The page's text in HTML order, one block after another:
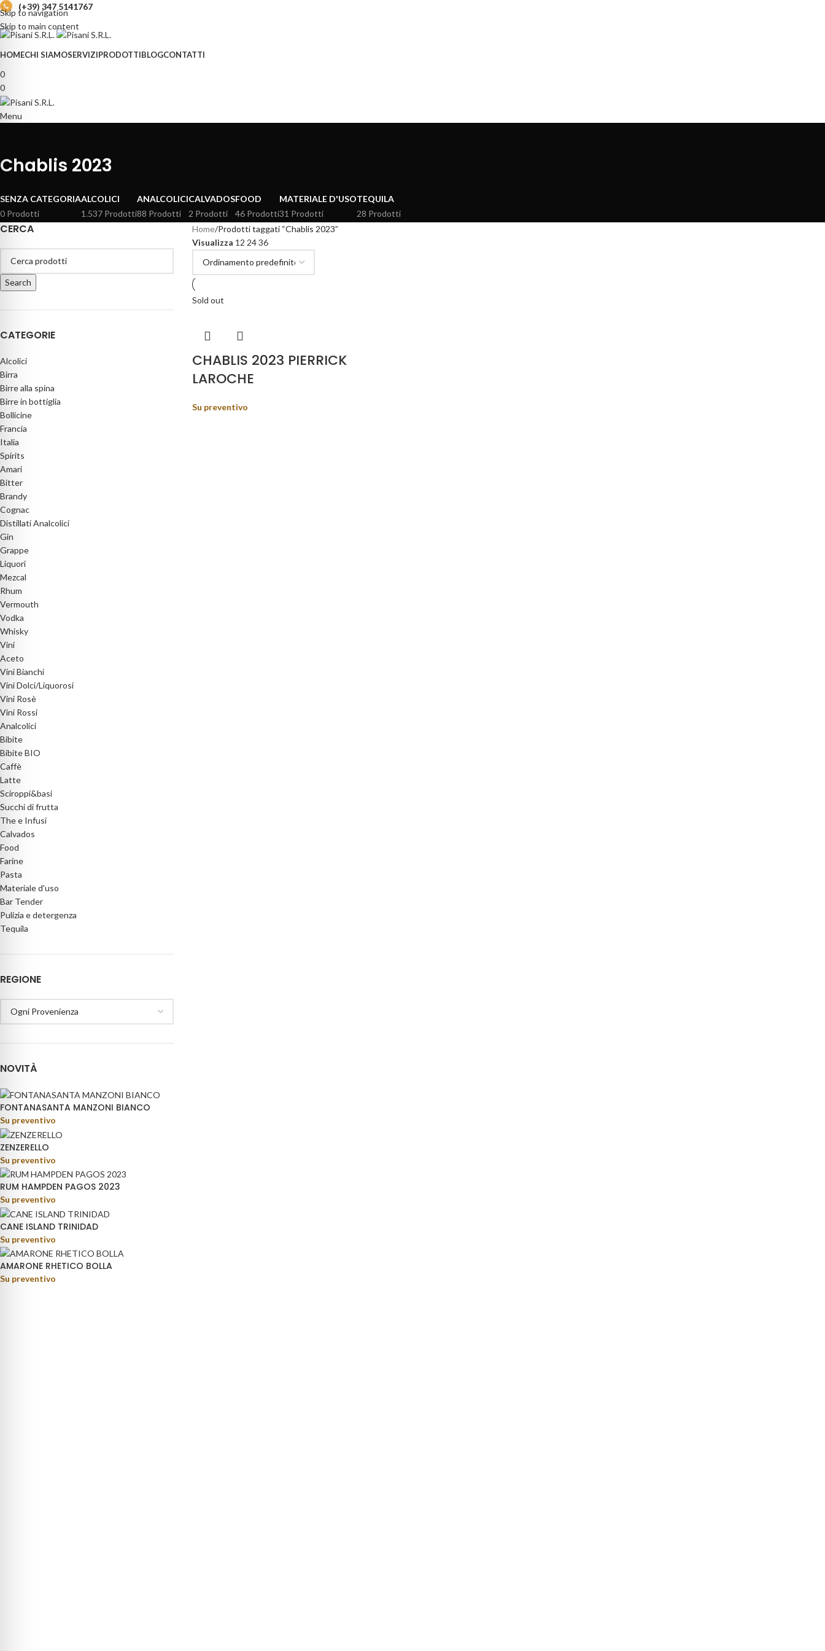
Skip to navigation
Skip to main content
(+39) 347 5141767
HOMECHI SIAMOSERVIZIPRODOTTIBLOGCONTATTI
0
0
Menu
Chablis 2023
SENZA CATEGORIA
0 Prodotti
ALCOLICI
1.537 Prodotti
ANALCOLICI
88 Prodotti
CALVADOS
2 Prodotti
FOOD
46 Prodotti
MATERIALE D'USO
31 Prodotti
TEQUILA
28 Prodotti
CERCA
Search
CATEGORIE
Alcolici
Birra
Birre alla spina
Birre in bottiglia
Bollicine
Francia
Italia
Spirits
Amari
Bitter
Brandy
Cognac
Distillati Analcolici
Gin
Grappe
Liquori
Mezcal
Rhum
Vermouth
Vodka
Whisky
Vini
Aceto
Vini Bianchi
Vini Dolci/Liquorosi
Vini Rosè
Vini Rossi
Analcolici
Bibite
Bibite BIO
Caffè
Latte
Sciroppi&basi
Succhi di frutta
The e Infusi
Calvados
Food
Farine
Pasta
Materiale d'uso
Bar Tender
Pulizia e detergenza
Tequila
REGIONE
NOVITÀ
FONTANASANTA MANZONI BIANCO
Su preventivo
ZENZERELLO
Su preventivo
RUM HAMPDEN PAGOS 2023
Su preventivo
CANE ISLAND TRINIDAD
Su preventivo
AMARONE RHETICO BOLLA
Su preventivo
Home Prodotti taggati “Chablis 2023”
Visualizza 12 2436
Sold out
CHABLIS 2023 PIERRICK
LAROCHE
Su preventivo